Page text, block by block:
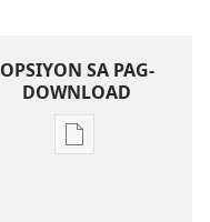
OPSIYON SA PAG-
DOWNLOAD
Opsiyon